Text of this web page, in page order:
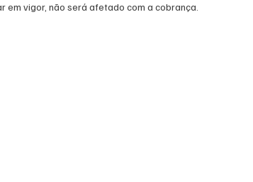
Memórias Regionais Eventos Corporativos
vigor, não será afetado com a cobrança.